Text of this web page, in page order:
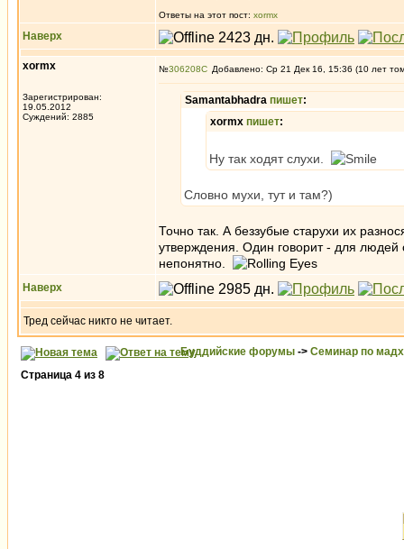
Ответы на этот пост: xormx
Наверх
xormx
Зарегистрирован:
19.05.2012
Суждений: 2885
№306208 Добавлено: Ср 21 Дек 16, 15:36 (10 лет
Samantabhadra пишет:
xormx пишет:
Ну так ходят слухи.
Словно мухи, тут и там?)
Точно так. А беззубые старухи их
утверждения. Один говорит - для
непонятно.
Наверх
Тред сейчас никто не читает.
Буддийские форумы -> Семинар по
Страница 4 из 8